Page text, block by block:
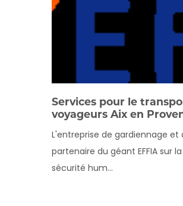
Services pour le
voyageurs Aix en
L'entreprise de gardiennage et
partenaire du géant EFFIA sur
sécurité hum...